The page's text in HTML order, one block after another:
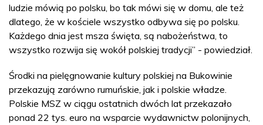
ludzie mówią po polsku, bo tak mówi się w domu, ale też
dlatego, że w kościele wszystko odbywa się po polsku.
Każdego dnia jest msza święta, są nabożeństwa, to
wszystko rozwija się wokół polskiej tradycji” - powiedział.
Środki na pielęgnowanie kultury polskiej na Bukowinie
przekazują zarówno rumuńskie, jak i polskie władze.
Polskie MSZ w ciągu ostatnich dwóch lat przekazało
ponad 22 tys. euro na wsparcie wydawnictw polonijnych,